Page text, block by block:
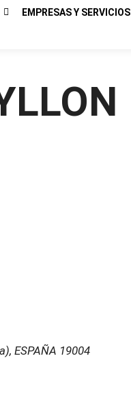
EMPRESAS Y SERVICIOS
ESPAÑA 19004